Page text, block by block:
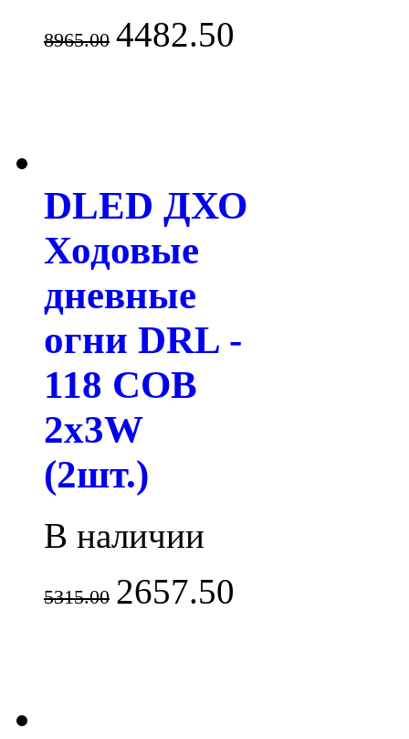
8965.00 4482.50
DLED ДХО
Ходовые
дневные
огни DRL -
118 COB
2x3W
(2шт.)
В наличии
5315.00 2657.50